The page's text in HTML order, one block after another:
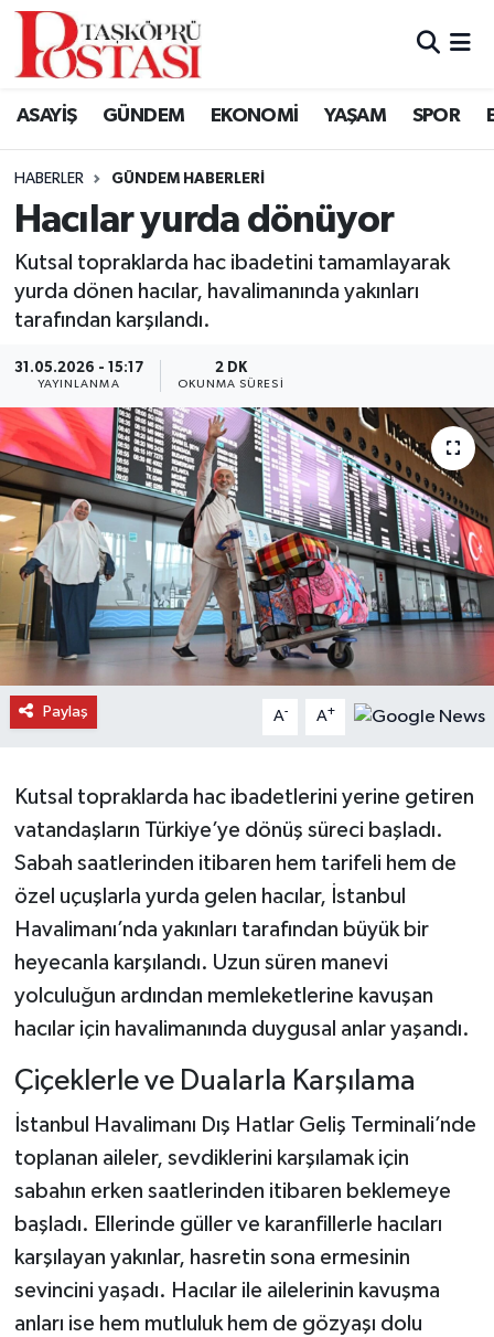
ASAYİŞ GÜNDEM EKONOMİ YAŞAM SPOR
HABERLER GÜNDEM HABERLERI
Hacılar yurda dönüyor
Kutsal topraklarda hac ibadetini tamamlayarak
yurda dönen hacılar, havalimanında yakınları
tarafından karşılandı.
31.05.2026 - 15:17
YAYINLANMA
2 DK
OKUNMA SÜRESI
Paylaş A- A+
Kutsal topraklarda hac ibadetlerini yerine getiren
vatandaşların Türkiye’ye dönüş süreci başladı.
Sabah saatlerinden itibaren hem tarifeli hem de
özel uçuşlarla yurda gelen hacılar, İstanbul
Havalimanı’nda yakınları tarafından büyük bir
heyecanla karşılandı. Uzun süren manevi
yolculuğun ardından memleketlerine kavuşan
hacılar için havalimanında duygusal anlar yaşandı.
Çiçeklerle ve Dualarla Karşılama
İstanbul Havalimanı Dış Hatlar Geliş Terminali’nde
toplanan aileler, sevdiklerini karşılamak için
sabahın erken saatlerinden itibaren beklemeye
başladı. Ellerinde güller ve karanfillerle hacıları
karşılayan yakınlar, hasretin sona ermesinin
sevincini yaşadı. Hacılar ile ailelerinin kavuşma
anları ise hem mutluluk hem de gözyaşı dolu
Kastamonu Vefat Edenler
Araç Haberleri
Azdavay Haberleri
Bozkurt Haberleri
Çatalzeytin Haberleri
Cide Haberleri
Daday Haberleri
Devrekani Haberleri
Doğanyurt Haberleri
Hanönü Haberleri
Küre Haberleri
Merkez Haberleri
Pınarbaşı Haberleri
Şenpazar Haberleri
Taşköprü Haberleri
Karadeniz Haberleri
Ulusal Haberler